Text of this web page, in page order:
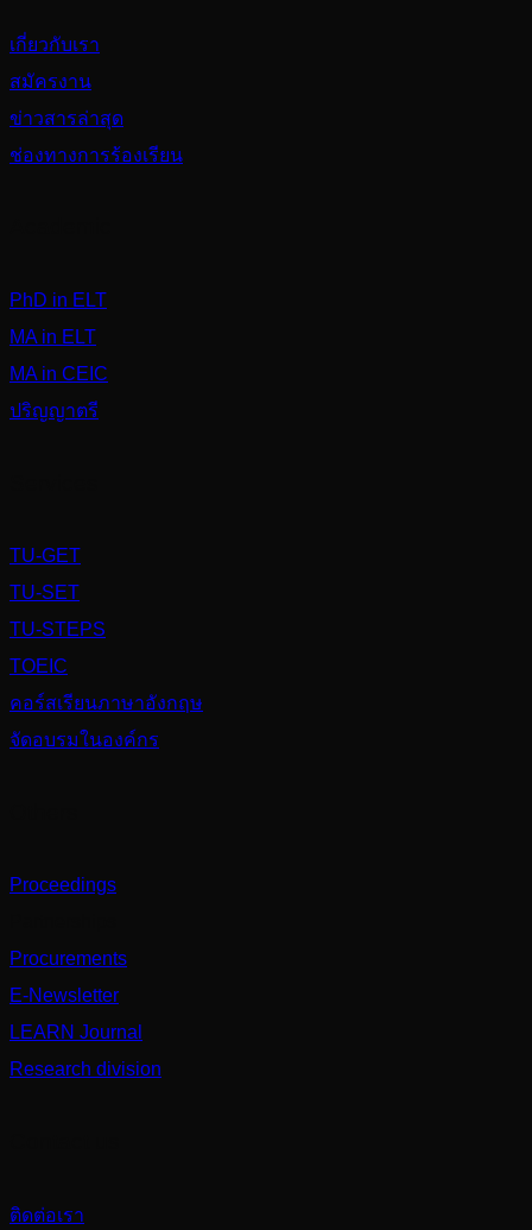
เกี่ยวกับเรา
สมัครงาน
ข่าวสารล่าสุด
ช่องทางการร้องเรียน
PhD in ELT
MA in ELT
MA in CEIC
ปริญญาตรี
TU-GET
TU-SET
TU-STEPS
TOEIC
คอร์สเรียนภาษาอังกฤษ
จัดอบรมในองค์กร
Proceedings
Procurements
E-Newsletter
LEARN Journal
Research division
ติดต่อเรา